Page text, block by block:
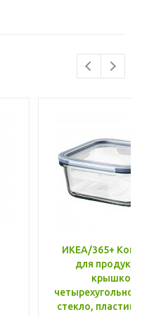
ИКЕА/365+
для
крышкой,
стекло, пластик